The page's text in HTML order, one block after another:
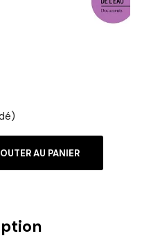
AU PANIER